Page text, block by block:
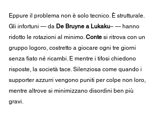
Eppure il problema non è solo tecnico. È strutturale.
Gli infortuni — da De Bruyne a Lukaku– — hanno
ridotto le rotazioni al minimo. Conte si ritrova con un
gruppo logoro, costretto a giocare ogni tre giorni
senza fiato né ricambi. E mentre i tifosi chiedono
risposte, la società tace. Silenziosa come quando i
supporter azzurri vengono puniti per colpe non loro,
mentre altrove si minimizzano disordini ben più
gravi.